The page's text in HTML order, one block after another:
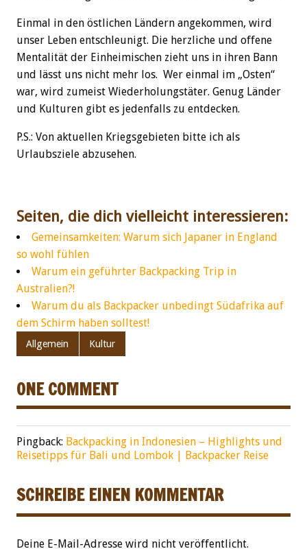
Einmal in den östlichen Ländern angekommen, wird
unser Leben entschleunigt. Die herzliche und offene
Mentalität der Einheimischen zieht uns in ihren Bann
und lässt uns nicht mehr los. Wer einmal im „Osten“
war, wird zumeist Wiederholungstäter. Genug Länder
und Kulturen gibt es jedenfalls zu entdecken.
P.S.: Von aktuellen Kriegsgebieten bitte ich als
Urlaubsziele abzusehen.
Seiten, die dich vielleicht interessieren:
Gemeinsamkeiten: Warum sich Japaner in England
so wohl fühlen
Warum ein geführter Backpacking Trip in
Australien?!
Warum du als Backpacker unbedingt Südafrika auf
dem Schirm haben solltest!
Allgemein Kultur
ONE COMMENT
Pingback: Backpacking in Indonesien – Highlights und
Reisetipps für Bali und Lombok | Backpacker Reise
SCHREIBE EINEN KOMMENTAR
Deine E-Mail-Adresse wird nicht veröffentlicht.